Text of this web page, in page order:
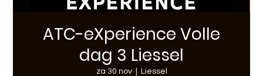
ATC-eXperience Volle
dag 3 Liessel
za 30 nov
  |
Liessel